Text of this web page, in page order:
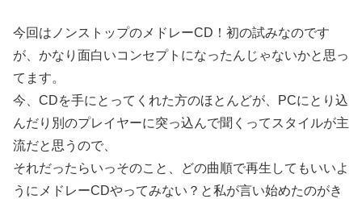
今回はノンストップのメドレーCD！初の試みなのです
が、かなり面白いコンセプトになったんじゃないかと思っ
てます。
今、CDを手にとってくれた方のほとんどが、PCにとり込
んだり別のプレイヤーに突っ込んで聞くってスタイルが主
流だと思うので、
それだったらいっそのこと、どの曲順で再生してもいいよ
うにメドレーCDやってみない？と私が言い始めたのがき